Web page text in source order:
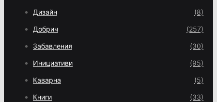
Дизайн (8)
Добрич (257)
Забавления (30)
Инициативи (95)
Каварна (5)
Книги (33)